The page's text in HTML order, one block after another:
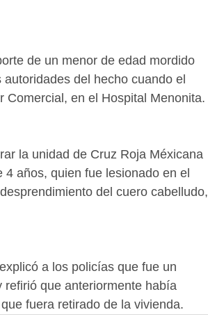
de un menor de edad mordido
del hecho cuando el
Comercial, en el Hospital Menonita.
la unidad de Cruz Roja Méxicana
años, quien fue lesionado en el
del cuero cabelludo,
a los policías que fue un
que anteriormente había
fuera retirado de la vivienda.